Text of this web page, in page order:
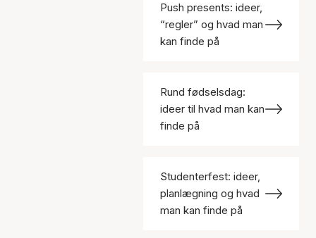
Push presents: ideer,
“regler” og hvad man
kan finde på
Rund fødselsdag:
ideer til hvad man kan
finde på
Studenterfest: ideer,
planlægning og hvad
man kan finde på